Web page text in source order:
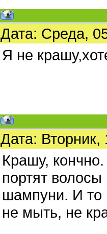
Дата: Среда,
Я не
Дата:
Крашу,
портят
шампуни. И то
не мыть, не